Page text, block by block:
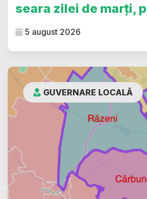
seara zilei de marți,
5 august 2026
GUVERNARE LOCALĂ